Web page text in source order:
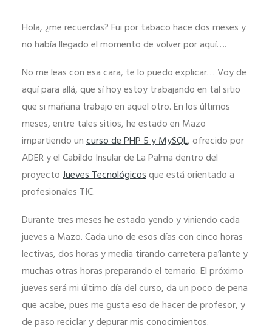
Hola, ¿me recuerdas? Fui por tabaco hace dos meses y
no había llegado el momento de volver por aquí….
No me leas con esa cara, te lo puedo explicar… Voy de
aquí para allá, que sí hoy estoy trabajando en tal sitio
que si mañana trabajo en aquel otro. En los últimos
meses, entre tales sitios, he estado en Mazo
impartiendo uncurso de PHP 5 y MySQL, ofrecido por
ADER y el Cabildo Insular de La Palma dentro del
proyectoJueves Tecnológicosque está orientado a
profesionales TIC.
Durante tres meses he estado yendo y viniendo cada
jueves a Mazo. Cada uno de esos días con cinco horas
lectivas, dos horas y media tirando carretera pa’lante y
muchas otras horas preparando el temario. El próximo
jueves será mi último día del curso, da un poco de pena
que acabe, pues me gusta eso de hacer de profesor, y
de paso reciclar y depurar mis conocimientos.
Necesarias
Estas
cookies no
opcionales.
Son
necesarias